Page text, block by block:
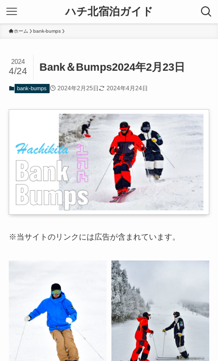
ハチ北宿泊ガイド
ホーム bank-bumps
Bank＆Bumps2024年2月23日
2024
4/24
bank-bumps 2024年2月25日 2024年4月24日
※当サイトのリンクには広告が含まれています。